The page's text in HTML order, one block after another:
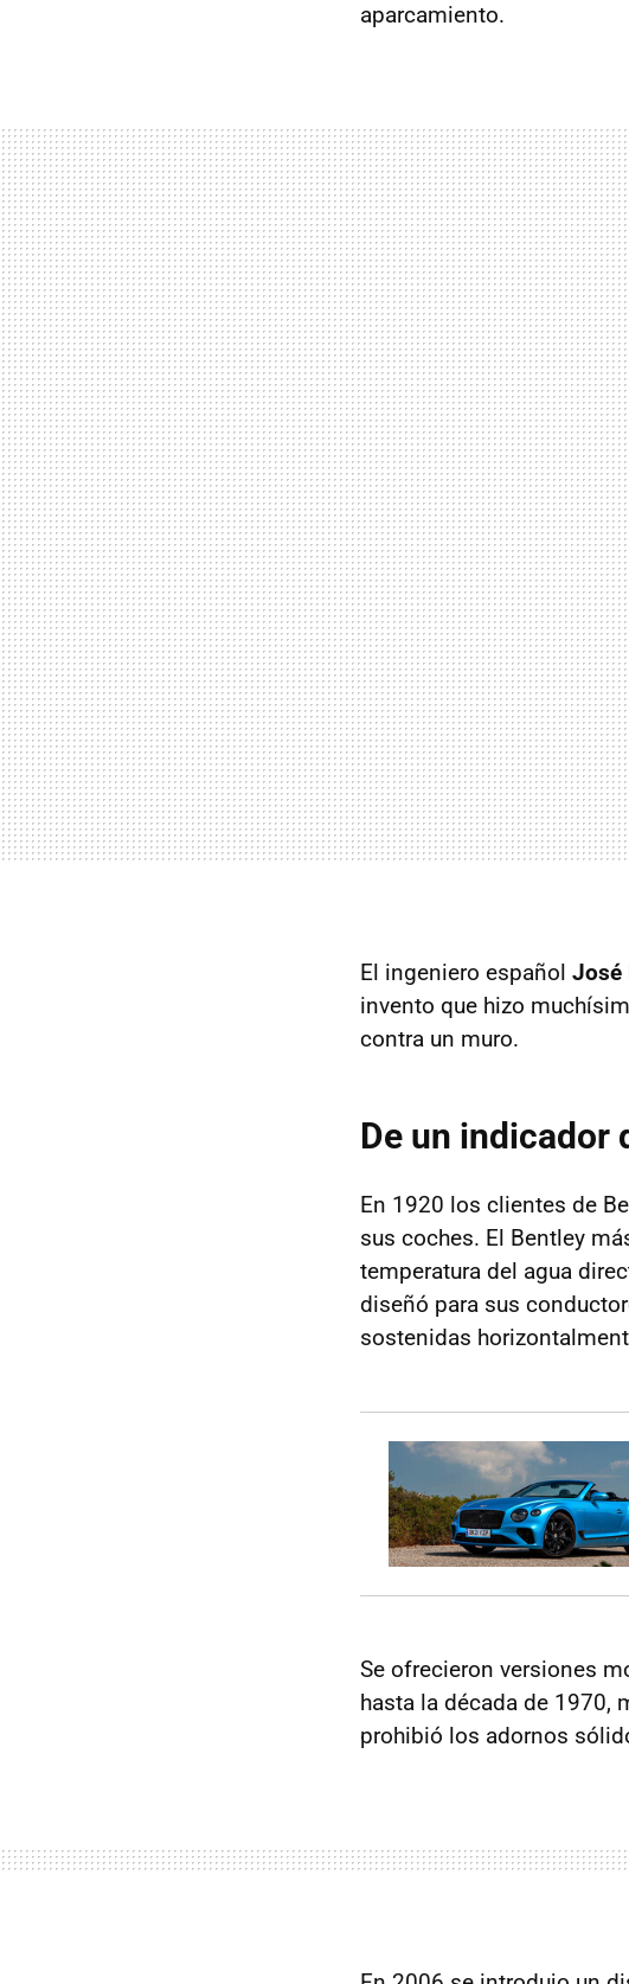
aparcamiento.
El ingeniero español José
invento que hizo
contra un muro.
De un indicador
En 1920 los clientes de
sus coches. El Bentley
temperatura del agua
diseñó para sus
sostenidas
Se ofrecieron versiones
hasta la década de 1970,
prohibió los adornos